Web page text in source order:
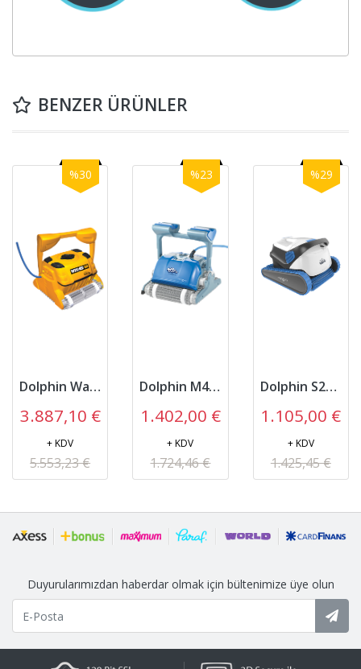
BENZER ÜRÜNLER
%30
Dolphin Wave100 Havuz Temizleme Robotu
3.887,10 €
+ KDV
5.553,23 €
%23
Dolphin M400 Havuz Temizleme Robotu
1.402,00 €
+ KDV
1.724,46 €
%29
Dolphin S200 Havuz Temizleme Robotu
1.105,00 €
+ KDV
1.425,45 €
Duyurularımızdan haberdar olmak için bültenimize üye olun